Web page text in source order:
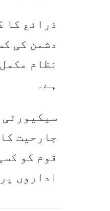
ذرائع کا
دشمن کی
نظام
ہے۔
سیکیورٹی
جارحیت
قوم کو
اداروں